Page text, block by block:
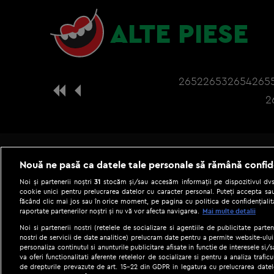
ALTE PIESE
265226532654
Gestionați preferințele|
Nouă ne pasă ca datele tale personale să rămână
Noi și partenerii noștri31 stocăm și/sau accesăm informații pe dispozitivul
cookie unici pentru prelucrarea datelor cu caracter personal. Puteți accepta
făcând clic mai jos sau în orice moment, pe pagina cu politica de
raportate partenerilor noștri și nu vă vor afecta navigarea.
Mai multe detalii
Noi si partenerii nostri (retelele de socializare si agentiile de publicitate
nostri de servicii de date analitice) prelucram date pentru a permite website-
personaliza continutul si anunturile publicitare afisate in functie de interesele si/
va oferi functionalitati aferente retelelor de socializare si pentru a analiza
de drepturile prevazute de art. 15-22 din GDPR in legatura cu prelucrarea